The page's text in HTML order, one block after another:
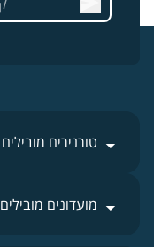
טורנירים מובילים
מועדונים מובילים